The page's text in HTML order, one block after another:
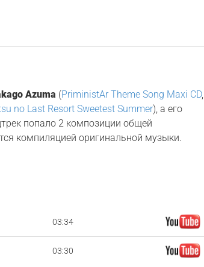
Azuma (PriministAr Theme Song Maxi CD,
no Last Resort Sweetest Summer), а его
попало 2 композиции общей
компиляцией оригинальной музыки.
03:34
03:30